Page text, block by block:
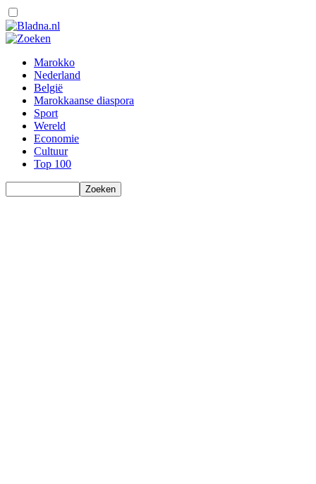
Marokko
Nederland
België
Marokkaanse diaspora
Sport
Wereld
Economie
Cultuur
Top 100